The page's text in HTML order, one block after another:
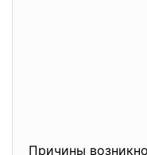
Причины